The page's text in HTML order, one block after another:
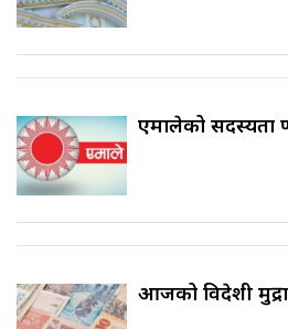
एमालेको सदस्यता
आजको विदेशी